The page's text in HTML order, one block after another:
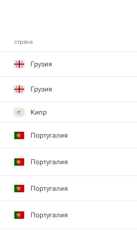
страна
Грузия
Грузия
Кипр
Португалия
Португалия
Португалия
Португалия